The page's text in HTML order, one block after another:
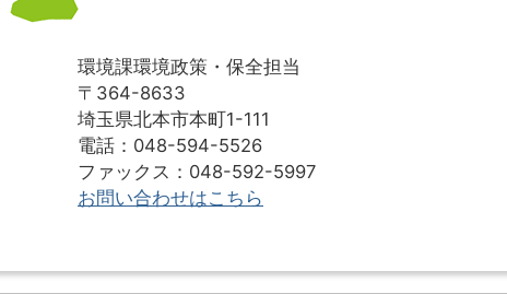
環境課環境政策・保全担当
〒364-8633
埼玉県北本市本町1-111
電話：048-594-5526
ファックス：048-592-5997
お問い合わせはこちら